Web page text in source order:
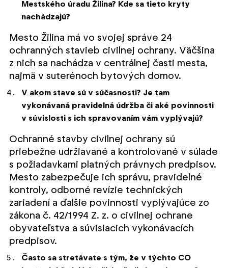
Mestského úradu Žilina? Kde sa tieto kryty
nachádzajú?
Mesto Žilina má vo svojej správe 24
ochranných stavieb civilnej ochrany. Väčšina
z nich sa nachádza v centrálnej časti mesta,
najmä v suterénoch bytových domov.
V akom stave sú v súčasnosti? Je tam
vykonávaná pravidelná údržba či aké povinnosti
v súvislosti s ich spravovaním vám vyplývajú?
Ochranné stavby civilnej ochrany sú
priebežne udržiavané a kontrolované v súlade
s požiadavkami platných právnych predpisov.
Mesto zabezpečuje ich správu, pravidelné
kontroly, odborné revízie technických
zariadení a ďalšie povinnosti vyplývajúce zo
zákona č. 42/1994 Z. z. o civilnej ochrane
obyvateľstva a súvisiacich vykonávacích
predpisov.
Často sa stretávate s tým, že v týchto CO